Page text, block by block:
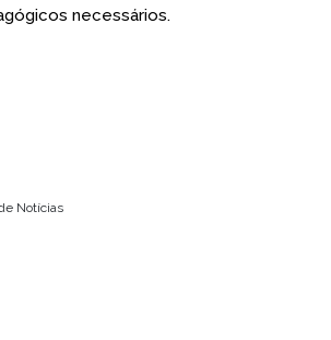
necessários.
Notícias